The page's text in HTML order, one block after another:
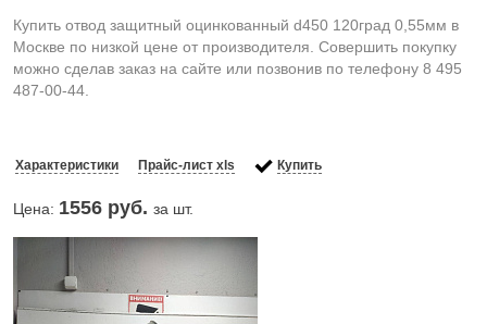
Купить отвод защитный оцинкованный d450 120град 0,55мм в
Москве по низкой цене от производителя. Совершить покупку
можно сделав заказ на сайте или позвонив по телефону 8 495
487-00-44.
Характеристики Прайс-лист xls Купить
Цена: 1556 руб. за шт.